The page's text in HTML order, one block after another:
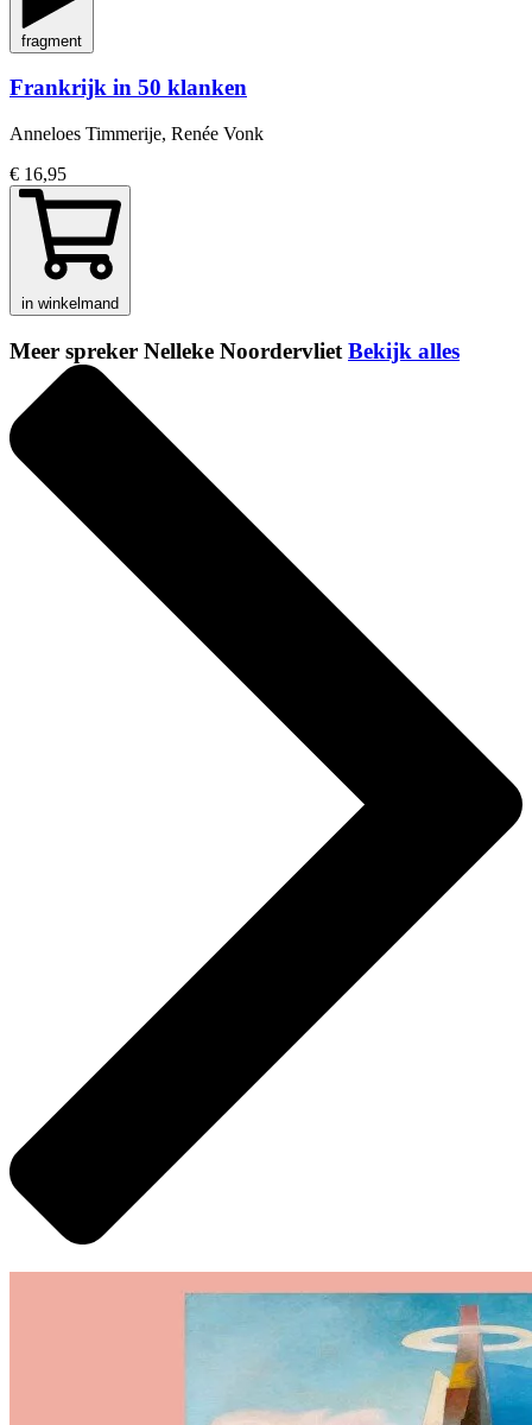
fragment
Frankrijk in 50 klanken
Anneloes Timmerije, Renée Vonk
€ 16,95
in winkelmand
Meer spreker Nelleke Noordervliet Bekijk alles